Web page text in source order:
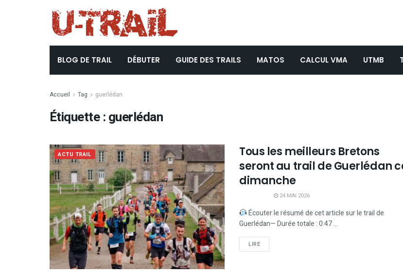
BLOG DE TRAIL DÉBUTER GUIDE DES TRAILS MATOS CALCUL VMA UTMB
Accueil Tag guerlédan
Étiquette :guerlédan
ACTU TRAIL
Tous les meilleurs Bretons
seront au trail de Guerlédan
dimanche
24 MAI 2026
Écouter le résumé de cet article sur le trail de
Guerlédan— Durée totale : 0:47 ...
LIRE